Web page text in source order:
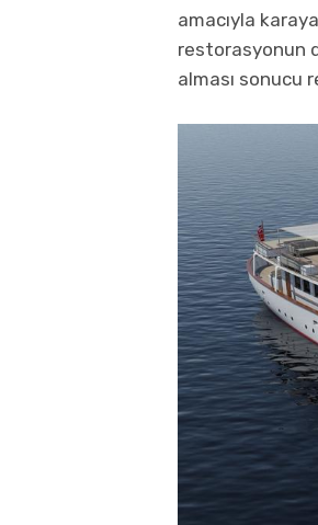
amacıyla
restorasyonun
alması sonucu